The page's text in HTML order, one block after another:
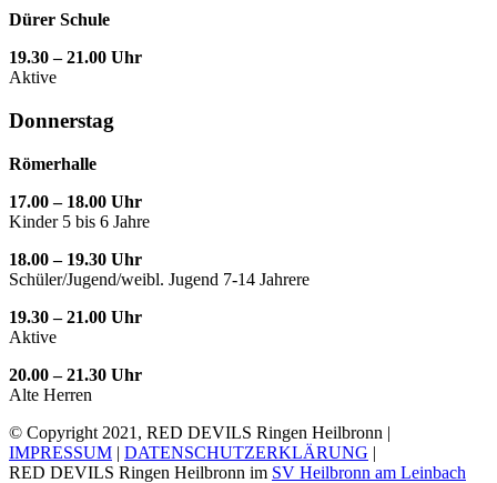
Dürer Schule
19.30 – 21.00 Uhr
Aktive
Donnerstag
Römerhalle
17.00 – 18.00 Uhr
Kinder 5 bis 6 Jahre
18.00 – 19.30 Uhr
Schüler/Jugend/weibl. Jugend 7-14 Jahrere
19.30 – 21.00 Uhr
Aktive
20.00 – 21.30 Uhr
Alte Herren
© Copyright 2021, RED DEVILS Ringen Heilbronn |
IMPRESSUM | DATENSCHUTZERKLÄRUNG |
RED DEVILS Ringen Heilbronn im SV Heilbronn am Leinbach